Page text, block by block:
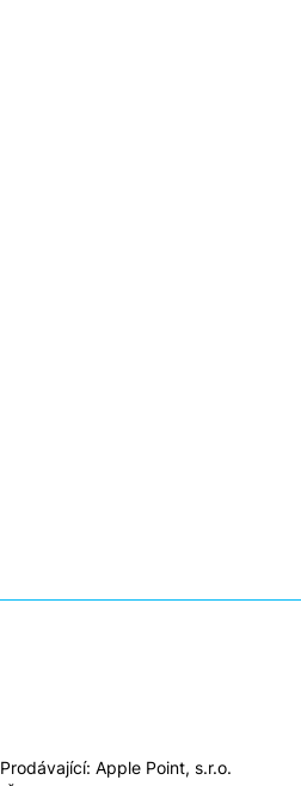
Prodávající: Apple Point, s.r.o.